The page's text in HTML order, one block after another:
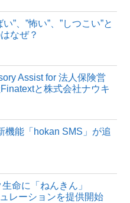
”、”怖い”、”しつこい”と
なぜ？
Assist for 法人保険営
と株式会社ナウキ
機能「hokan SMS」が追
命に「ねんきん」
レーションを提供開始